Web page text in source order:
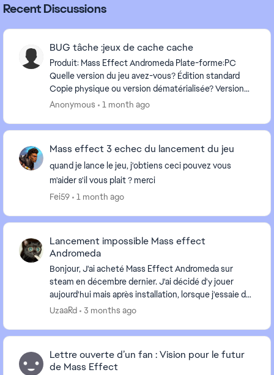
Recent Discussions
BUG tâche :jeux de cache cache
Produit: Mass Effect Andromeda Plate-forme:PC
Quelle version du jeu avez-vous? Édition standard
Copie physique ou version dématérialisée? Version
dématérialisée Résumez votre bug : BUG tâche :jeu...
Anonymous 1 month ago
Mass effect 3 echec du lancement du jeu
quand je lance le jeu, j'obtiens ceci pouvez vous
m'aider s'il vous plait ? merci
Fei59
1 month ago
Lancement impossible Mass effect
Andromeda
Bonjour, J'ai acheté Mass Effect Andromeda sur
steam en décembre dernier. J'ai décidé d'y jouer
aujourd'hui mais après installation, lorsque j'essaie de
lancer le jeu, que ce soit à partir de steam ...
UzaaRd 3 months ago
Lettre ouverte d’un fan : Vision pour le futur
de Mass Effect